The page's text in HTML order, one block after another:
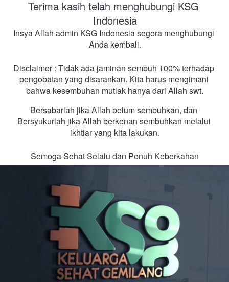
Terima kasih telah menghubungi KSG
Indonesia
Insya Allah admin KSG Indonesia segera menghubungi
Anda kembali.
Disclaimer : Tidak ada jaminan sembuh 100% terhadap
pengobatan yang disarankan. Kita harus mengimani
bahwa kesembuhan mutlak hanya dari Allah swt.
Bersabarlah jika Allah belum sembuhkan, dan
Bersyukurlah jika Allah berkenan sembuhkan melalui
ikhtiar yang kita lakukan.
Semoga Sehat Selalu dan Penuh Keberkahan